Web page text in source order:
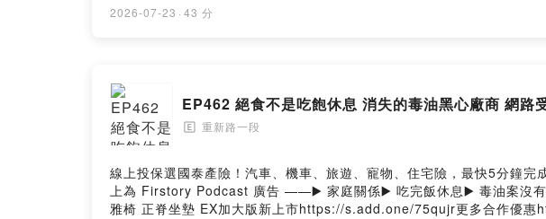
https://open.firstory.me/user/clicsolps01uy01q64fyi28c7/
2026-07-23 · 43 分
EP462 絕食不是吃飽休息 消失的毒油黑心廠商 網路
🄴 重新路一段
線上投保選國泰產險！汽車、機車、旅遊、寵物、住宅險，最快5分
上為 Firstory Podcast 廣告 ——▶️ 家庭關係▶️ 吃完飯休息▶️ 毒油案沒有
雅椅 正脊坐墊 EX加大版新上市https://s.add.one/75qujr更多合作優